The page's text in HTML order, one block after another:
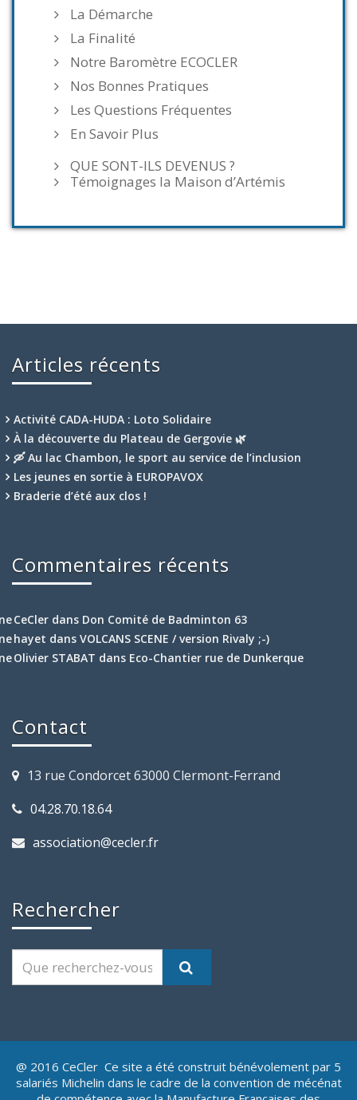
La Démarche
La Finalité
Notre Baromètre ECOCLER
Nos Bonnes Pratiques
Les Questions Fréquentes
En Savoir Plus
QUE SONT-ILS DEVENUS ?
Témoignages la Maison d’Artémis
Articles récents
Activité CADA-HUDA : Loto Solidaire
À la découverte du Plateau de Gergovie 🌿
🛶 Au lac Chambon, le sport au service de l’inclusion
Les jeunes en sortie à EUROPAVOX
Braderie d’été aux clos !
Commentaires récents
CeCler dans Don Comité de Badminton 63
hayet dans VOLCANS SCENE / version Rivaly ;-)
Olivier STABAT dans Eco-Chantier rue de Dunkerque
Contact
13 rue Condorcet 63000 Clermont-Ferrand
04.28.70.18.64
association@cecler.fr
Rechercher
@ 2016 CeCler Ce site a été construit bénévolement par 5
salariés Michelin dans le cadre de la convention de mécénat